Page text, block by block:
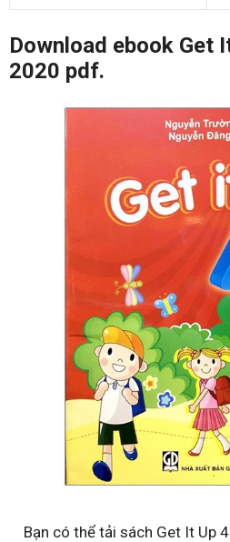
Download ebook Get
2020 pdf.
Bạn có thể tải sách Get It Up